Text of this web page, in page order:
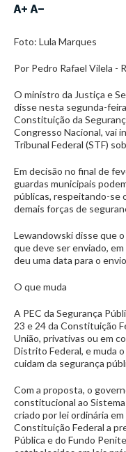
Foto: Lula Marques
Por Pedro Rafael Vilela -
O ministro da Justiça e
disse nesta segunda-
Constituição da
Congresso Nacional, vai
Tribunal Federal (STF)
Em decisão no final de
guardas municipais
públicas, respeitando-se
demais forças de
Lewandowski disse que
que deve ser enviado,
deu uma data para o
O que muda
A PEC da Segurança
23 e 24 da Constituição
União, privativas ou em
Distrito Federal, e muda
cuidam da segurança
Com a proposta, o
constitucional ao
criado por lei ordinária
Constituição Federal a
Pública e do Fundo